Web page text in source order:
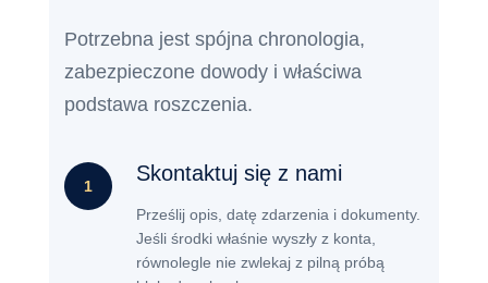
Potrzebna jest spójna chronologia,
zabezpieczone dowody i właściwa
podstawa roszczenia.
1
Skontaktuj się z nami
Prześlij opis, datę zdarzenia i dokumenty.
Jeśli środki właśnie wyszły z konta,
równolegle nie zwlekaj z pilną próbą